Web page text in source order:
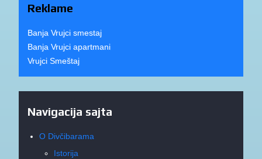
Reklame
Banja Vrujci smestaj
Banja Vrujci apartmani
Vrujci Smeštaj
Navigacija sajta
O Divčibarama
Istorija